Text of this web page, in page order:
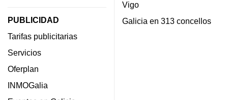
PUBLICIDAD
Tarifas publicitarias
Servicios
Oferplan
INMOGalia
Vigo
Galicia en 313 concellos